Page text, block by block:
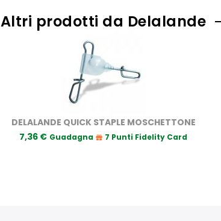
Altri prodotti da Delalande
DELALANDE QUICK STAPLE MOSCHETTONE
7,36 € Guadagna 7 Punti Fidelity Card